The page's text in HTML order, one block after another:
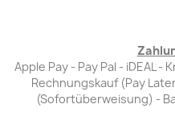
Apple Pay - Pay Pal - iDEAL
Rechnungskauf (Pay
(Sofortüberweisung) -